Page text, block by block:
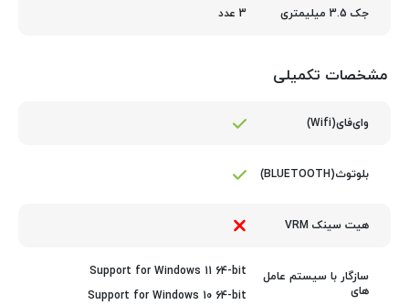
جک 3.5 میلیمتری 3 عدد
مشخصات تکمیلی
وای‌فای(Wifi)
بلوتوث(BLUETOOTH)
هیت سینک VRM
سازگار با سیستم عامل
های
Support for Windows 11 64-bit
Support for Windows 10 64-bit